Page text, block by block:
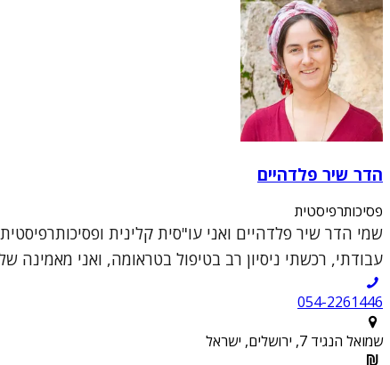
הדר שיר פלדהיים
פסיכותרפיסטית
שמי הדר שיר פלדהיים ואני עו"סית קלינית
עבודתי, רכשתי ניסיון רב בטיפול בטראומה, ואני מאמינה
054-2261446
שמואל הנגיד 7, ירושלים, ישראל